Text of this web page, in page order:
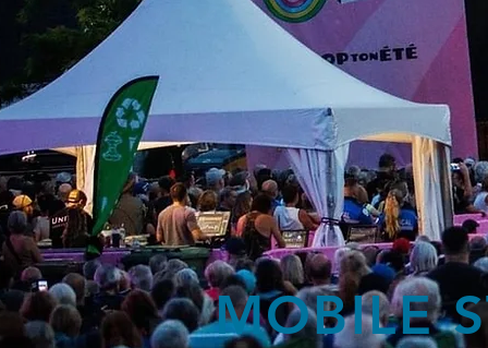
MOBILE